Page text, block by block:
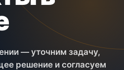
— уточним задачу,
решение и согласуем